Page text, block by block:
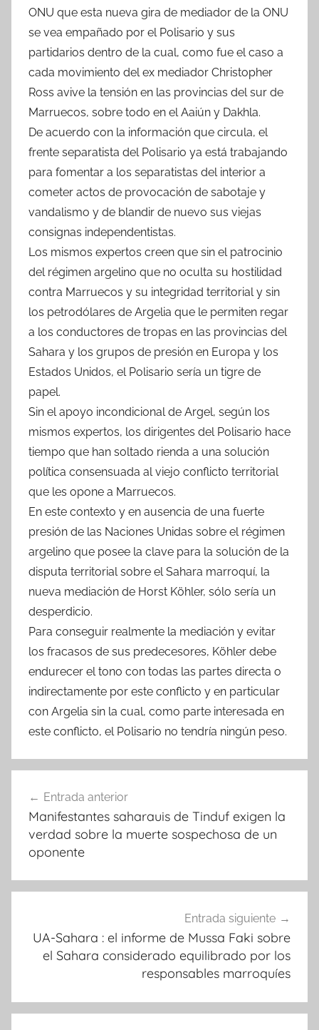
ONU que esta nueva gira de mediador de la ONU
se vea empañado por el Polisario y sus
partidarios dentro de la cual, como fue el caso a
cada movimiento del ex mediador Christopher
Ross avive la tensión en las provincias del sur de
Marruecos, sobre todo en el Aaiún y Dakhla.
De acuerdo con la información que circula, el
frente separatista del Polisario ya está trabajando
para fomentar a los separatistas del interior a
cometer actos de provocación de sabotaje y
vandalismo y de blandir de nuevo sus viejas
consignas independentistas.
Los mismos expertos creen que sin el patrocinio
del régimen argelino que no oculta su hostilidad
contra Marruecos y su integridad territorial y sin
los petrodólares de Argelia que le permiten regar
a los conductores de tropas en las provincias del
Sahara y los grupos de presión en Europa y los
Estados Unidos, el Polisario sería un tigre de
papel.
Sin el apoyo incondicional de Argel, según los
mismos expertos, los dirigentes del Polisario hace
tiempo que han soltado rienda a una solución
política consensuada al viejo conflicto territorial
que les opone a Marruecos.
En este contexto y en ausencia de una fuerte
presión de las Naciones Unidas sobre el régimen
argelino que posee la clave para la solución de la
disputa territorial sobre el Sahara marroquí, la
nueva mediación de Horst Köhler, sólo sería un
desperdicio.
Para conseguir realmente la mediación y evitar
los fracasos de sus predecesores, Köhler debe
endurecer el tono con todas las partes directa o
indirectamente por este conflicto y en particular
con Argelia sin la cual, como parte interesada en
este conflicto, el Polisario no tendría ningún peso.
de
entradas
Entrada anterior
Manifestantes saharauis de Tinduf exigen la
verdad sobre la muerte sospechosa de un
oponente
Entrada siguiente
UA-Sahara : el informe de Mussa Faki sobre
el Sahara considerado equilibrado por los
responsables marroquíes